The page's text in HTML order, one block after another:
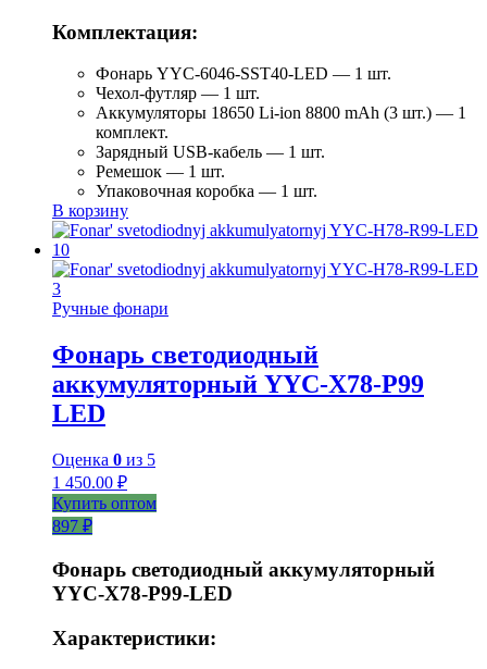
Комплектация:
Фонарь YYC-6046-SST40-LED — 1 шт.
Чехол-футляр — 1 шт.
Аккумуляторы 18650 Li-ion 8800 mAh (3 шт.) — 1
комплект.
Зарядный USB-кабель — 1 шт.
Ремешок — 1 шт.
Упаковочная коробка — 1 шт.
В корзину
Ручные фонари
Фонарь светодиодный
аккумуляторный YYC-X78-P99
LED
Оценка 0 из 5
1 450.00 ₽
Купить оптом
897 ₽
Фонарь светодиодный аккумуляторный
YYC-Х78-Р99-LED
Характеристики: